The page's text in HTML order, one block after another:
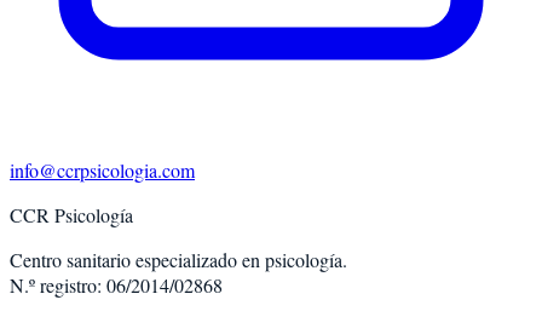
info@ccrpsicologia.com
CCR Psicología
Centro sanitario especializado en psicología.
N.º registro: 06/2014/02868